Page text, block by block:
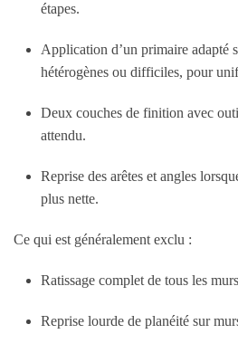
étapes.
Application d’un primaire adapté
hétérogènes ou difficiles, pour
Deux couches de finition avec
attendu.
Reprise des arêtes et angles
plus nette.
Ce qui est généralement exclu :
Ratissage complet de tous les
Reprise lourde de planéité sur